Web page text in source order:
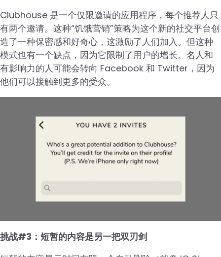
Clubhouse 是一个仅限邀请的应用程序，每个推荐人只
有两个邀请。这种“饥饿营销”策略为这个新的社交平台创
造了一种保密感和好奇心，这激励了人们加入。但这种
模式也有一个缺点，因为它限制了用户的增长。名人和
有影响力的人可能会转向 Facebook 和 Twitter，因为
他们可以接触到更多的受众。
挑战#3：短暂的内容是另一把双刃剑